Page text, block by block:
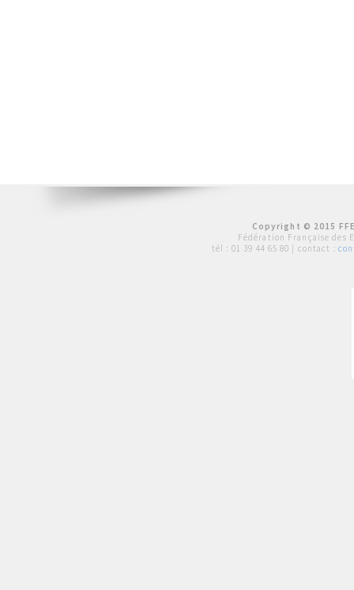
Copyright © 2015
Fédération Française des
tél : 01 39 44 65 80 | contact :